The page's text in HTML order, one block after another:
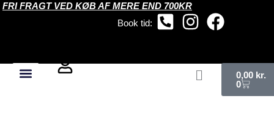
Gå
Book tid:
FRI FRAGT VED KØB AF MERE END 700KR
0,00 kr.
0